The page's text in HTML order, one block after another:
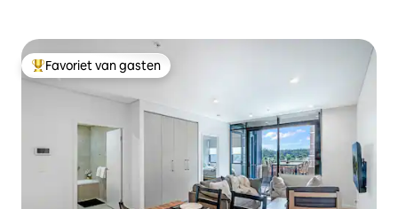
Topfavoriet van gasten
Favoriet van gasten